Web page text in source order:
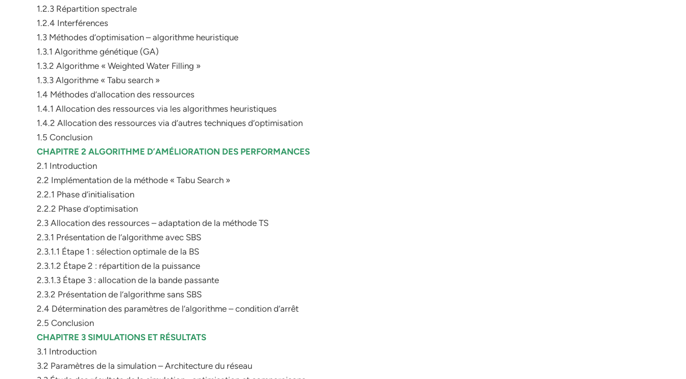
1.2.3 Répartition spectrale
1.2.4 Interférences
1.3 Méthodes d’optimisation – algorithme heuristique
1.3.1 Algorithme génétique (GA)
1.3.2 Algorithme « Weighted Water Filling »
1.3.3 Algorithme « Tabu search »
1.4 Méthodes d’allocation des ressources
1.4.1 Allocation des ressources via les algorithmes heuristiques
1.4.2 Allocation des ressources via d’autres techniques d’optimisation
1.5 Conclusion
CHAPITRE 2 ALGORITHME D’AMÉLIORATION DES PERFORMANCES
2.1 Introduction
2.2 Implémentation de la méthode « Tabu Search »
2.2.1 Phase d’initialisation
2.2.2 Phase d’optimisation
2.3 Allocation des ressources – adaptation de la méthode TS
2.3.1 Présentation de l’algorithme avec SBS
2.3.1.1 Étape 1 : sélection optimale de la BS
2.3.1.2 Étape 2 : répartition de la puissance
2.3.1.3 Étape 3 : allocation de la bande passante
2.3.2 Présentation de l’algorithme sans SBS
2.4 Détermination des paramètres de l’algorithme – condition d’arrêt
2.5 Conclusion
CHAPITRE 3 SIMULATIONS ET RÉSULTATS
3.1 Introduction
3.2 Paramètres de la simulation – Architecture du réseau